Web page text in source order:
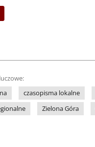
czasopisma lokalne
Zielona Góra